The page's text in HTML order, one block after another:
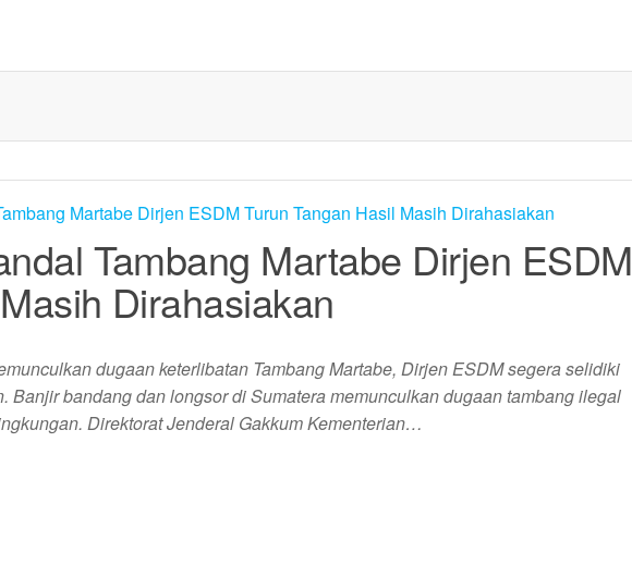
Tambang Martabe Dirjen ESDM
Dirahasiakan
dugaan keterlibatan Tambang Martabe, Dirjen ESDM segera selidiki
Banjir bandang dan longsor di Sumatera memunculkan dugaan tambang ilegal
Direktorat Jenderal Gakkum Kementerian…